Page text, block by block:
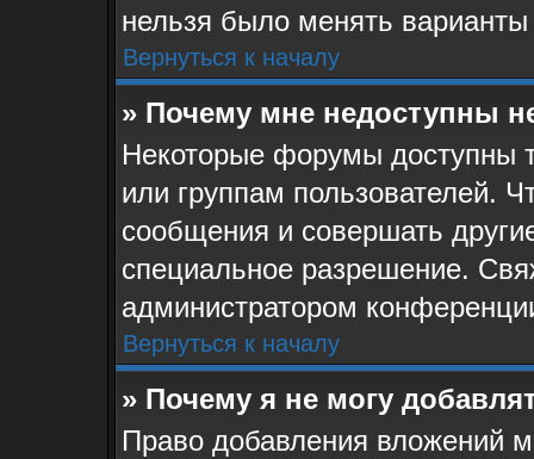
нельзя было менять
Вернуться к началу
» Почему мне недоступны
Некоторые форумы доступны
или группам пользователей.
сообщения и совершать
специальное разрешение.
администратором
Вернуться к началу
» Почему я не могу
Право добавления вложений